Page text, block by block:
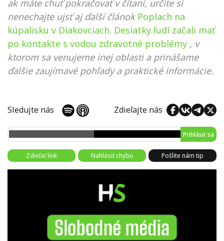
ak máte chuť pokračovať v čítaní, určite si
nenechajte ujsť aj ďalší článok Poplach na
kúpalisku v Diakovciach. Desiatky ľudí začali mať
po kontakte s vodou zdravotné problémy , v
ktorom sa venujeme inej oblasti a prinášame
ďalšie zaujímavé pohľady a praktické informácie.
Sledujte nás Zdieľajte nás
Prihlásiť sa
Zdieľať link Nahlásiť chybu Pošlite nám tip